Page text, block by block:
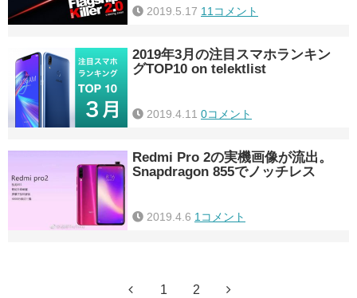
2019.5.17 11コメント
2019年3月の注目スマホランキン
グTOP10 on telektlist
2019.4.11 0コメント
Redmi Pro 2の実機画像が流出。
Snapdragon 855でノッチレス
2019.4.6 1コメント
1 2